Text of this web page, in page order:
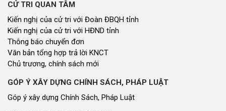
CỬ TRI QUAN TÂM
Kiến nghị của cử tri với Đoàn ĐBQH tỉnh
Kiến nghị của cử tri với HĐND tỉnh
Thông báo chuyển đơn
Văn bản tổng hợp trả lời KNCT
Chủ trương, chính sách mới
GÓP Ý XÂY DỰNG CHÍNH SÁCH, PHÁP LUẬT
Góp ý xây dựng Chính Sách, Pháp Luật